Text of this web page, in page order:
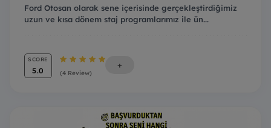
Ford Otosan olarak sene içerisinde gerçekleştirdiğimiz
uzun ve kısa dönem staj programlarımız ile ün...
SCORE
5.0 (4 Review)
+